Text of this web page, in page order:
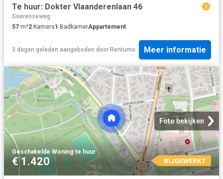
Te huur: Dokter Vlaanderenlaan 46
Soerenseweg
57 m²2 Kamers1 BadkamerAppartement
3 dagen geleden aangeboden door Rentumo Meer informatie
Foto bekijken
Geschakelde Woning·te huur
€ 1.420 BIJGEWERKT